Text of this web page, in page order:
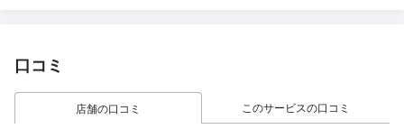
口コミ
店舗の口コミ このサービスの口コミ